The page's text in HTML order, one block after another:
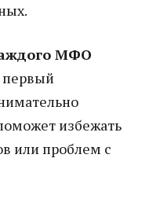
МФО
избежать
или проблем с